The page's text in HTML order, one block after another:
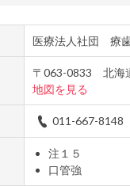
医療法人社団 療
〒063-0833 北海
地図を見る
011-667-8148
注１５
口管強